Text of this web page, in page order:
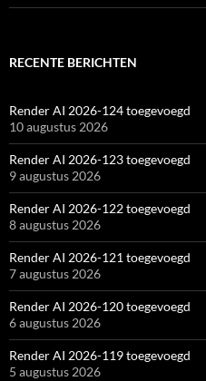
RECENTE BERICHTEN
Render AI 2026-124 toegevoegd
10 augustus 2026
Render AI 2026-123 toegevoegd
9 augustus 2026
Render AI 2026-122 toegevoegd
8 augustus 2026
Render AI 2026-121 toegevoegd
7 augustus 2026
Render AI 2026-120 toegevoegd
6 augustus 2026
Render AI 2026-119 toegevoegd
5 augustus 2026